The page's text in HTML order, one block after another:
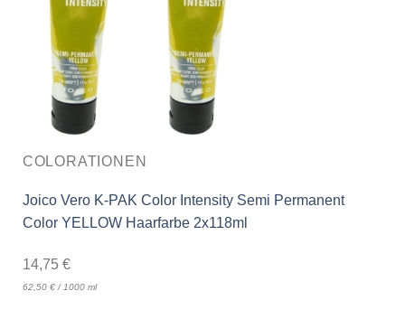
COLORATIONEN
Joico Vero K-PAK Color Intensity Semi Permanent
Color YELLOW Haarfarbe 2x118ml
14,75 €
62,50 €/ 1000 ml